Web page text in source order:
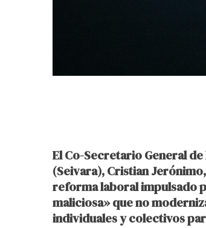
El Co-Secretario General
(Seivara), Cristian
reforma laboral impulsado
maliciosa» que no
individuales y colectivos